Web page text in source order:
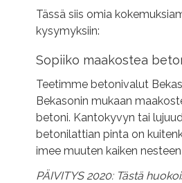
Tässä siis omia
kysymyksiin:
Sopiiko maakostea
Teetimme betonivalut
Bekasonin mukaan
betoni. Kantokyvyn tai
betonilattian pinta on
imee muuten kaiken
PÄIVITYS 2020: Tästä